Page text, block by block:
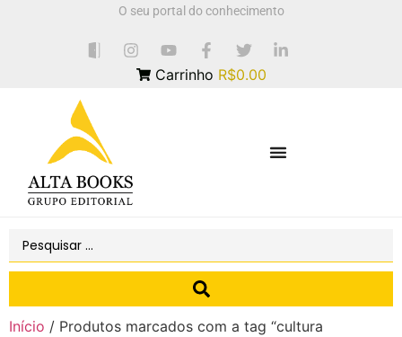
O seu portal do conhecimento
Carrinho R$0.00
Início / Produtos marcados com a tag “cultura